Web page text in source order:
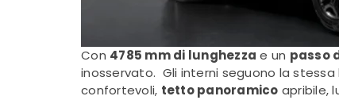
Con 4785 mm di lunghezza e un passo
inosservato. Gli interni seguono la
confortevoli, tetto panoramico apribile,